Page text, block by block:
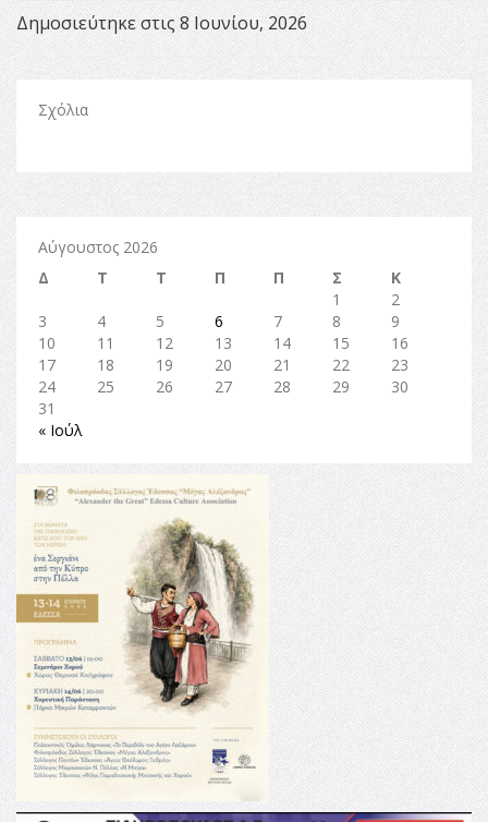
Δημοσιεύτηκε στις 8 Ιουνίου, 2026
Σχόλια
Αύγουστος 2026
Δ
Τ Τ Π Π Σ
Κ
1
2
3
4 5 6 7 8
9
10
11 12 13 14 15
16
17
18 19 20 21 22
23
24
25 26 27 28 29
30
31
« Ιούλ